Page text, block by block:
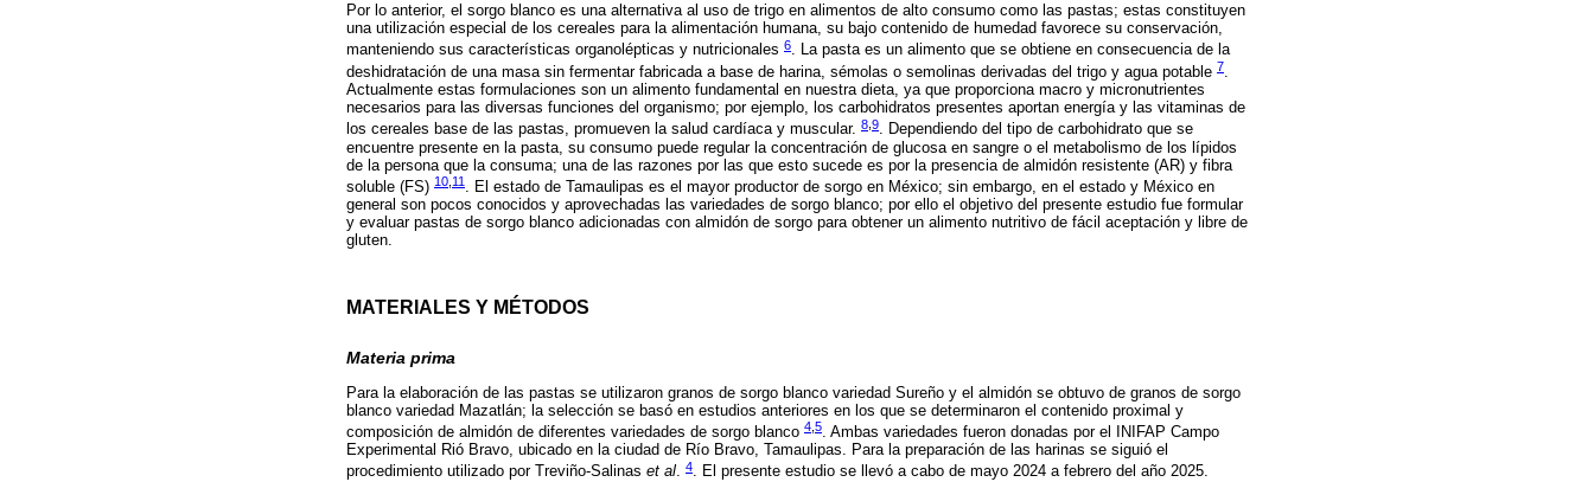
Por lo anterior, el sorgo blanco es una alternativa al uso de trigo en alimentos de alto consumo como las pastas; estas constituyen
una utilización especial de los cereales para la alimentación humana, su bajo contenido de humedad favorece su conservación,
manteniendo sus características organolépticas y nutricionales 6. La pasta es un alimento que se obtiene en consecuencia de la
deshidratación de una masa sin fermentar fabricada a base de harina, sémolas o semolinas derivadas del trigo y agua potable 7.
Actualmente estas formulaciones son un alimento fundamental en nuestra dieta, ya que proporciona macro y micronutrientes
necesarios para las diversas funciones del organismo; por ejemplo, los carbohidratos presentes aportan energía y las vitaminas de
los cereales base de las pastas, promueven la salud cardíaca y muscular. 8 9. Dependiendo del tipo de carbohidrato que se
encuentre presente en la pasta, su consumo puede regular la concentración de glucosa en sangre o el metabolismo de los lípidos
de la persona que la consuma; una de las razones por las que esto sucede es por la presencia de almidón resistente (AR) y fibra
soluble (FS) 10 11
. El estado de Tamaulipas es el mayor productor de sorgo en México; sin embargo, en el estado y México en
general son pocos conocidos y aprovechadas las variedades de sorgo blanco; por ello el objetivo del presente estudio fue formular
y evaluar pastas de sorgo blanco adicionadas con almidón de sorgo para obtener un alimento nutritivo de fácil aceptación y libre de
gluten.
MATERIALES Y MÉTODOS
Materia prima
Para la elaboración de las pastas se utilizaron granos de sorgo blanco variedad Sureño y el almidón se obtuvo de granos de sorgo
blanco variedad Mazatlán; la selección se basó en estudios anteriores en los que se determinaron el contenido proximal y
composición de almidón de diferentes variedades de sorgo blanco 4 5. Ambas variedades fueron donadas por el INIFAP Campo
Experimental Rió Bravo, ubicado en la ciudad de Río Bravo, Tamaulipas. Para la preparación de las harinas se siguió el
procedimiento utilizado por Treviño-Salinas et al. 4. El presente estudio se llevó a cabo de mayo 2024 a febrero del año 2025.